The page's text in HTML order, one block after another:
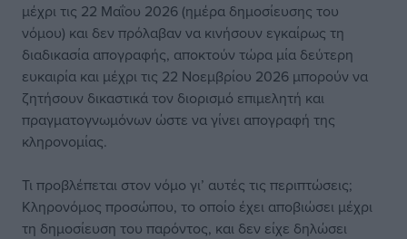
μέχρι τις 22 Μαΐου 2026 (ημέρα δημοσίευσης του
νόμου) και δεν πρόλαβαν να κινήσουν εγκαίρως τη
διαδικασία απογραφής, αποκτούν τώρα μία δεύτερη
ευκαιρία και μέχρι τις 22 Νοεμβρίου 2026 μπορούν να
ζητήσουν δικαστικά τον διορισμό επιμελητή και
πραγματογνωμόνων ώστε να γίνει απογραφή της
κληρονομίας.
Τι προβλέπεται στον νόμο γι’ αυτές τις περιπτώσεις;
Κληρονόμος προσώπου, το οποίο έχει αποβιώσει μέχρι
τη δημοσίευση του παρόντος, και δεν είχε δηλώσει